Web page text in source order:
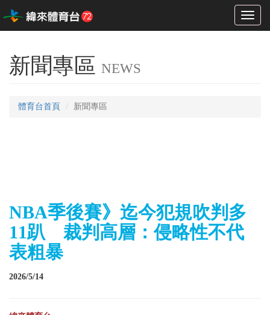
Toggle
新聞專區 NEWS
體育台首頁 新聞專區
NBA季後賽》迄今犯規吹判多
11趴 裁判高層：侵略性不代
表粗暴
2026/5/14